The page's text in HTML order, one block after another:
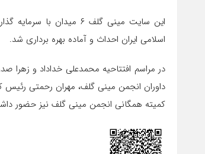
این سایت مینی گلف ۶
اسلامی ایران احداث و آماده بهره برداری شد.
در مراسم افتتاحیه محمدعلی خداداد و
داوران انجمن مینی گلف، مهران رحمتی
کمیته همگانی انجمن مینی گلف نیز حضور